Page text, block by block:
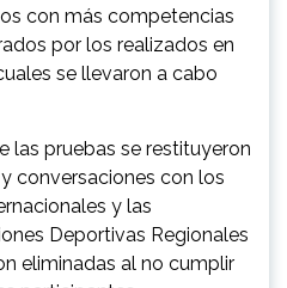
con más competencias
por los realizados en
se llevaron a cabo
las pruebas se restituyeron
conversaciones con los
y las
Deportivas Regionales
eliminadas al no cumplir